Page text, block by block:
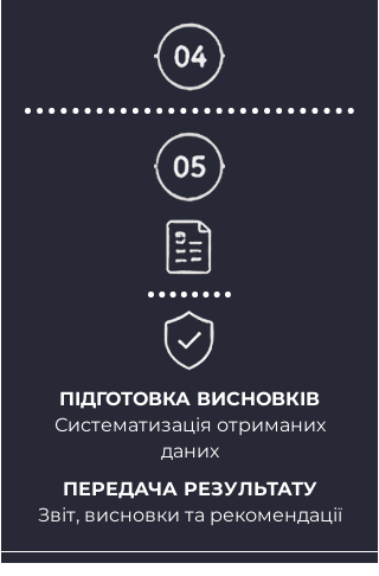
ПІДГОТОВКА ВИСНОВКІВ
Систематизація отриманих
даних
ПЕРЕДАЧА РЕЗУЛЬТАТУ
Звіт, висновки та рекомендації